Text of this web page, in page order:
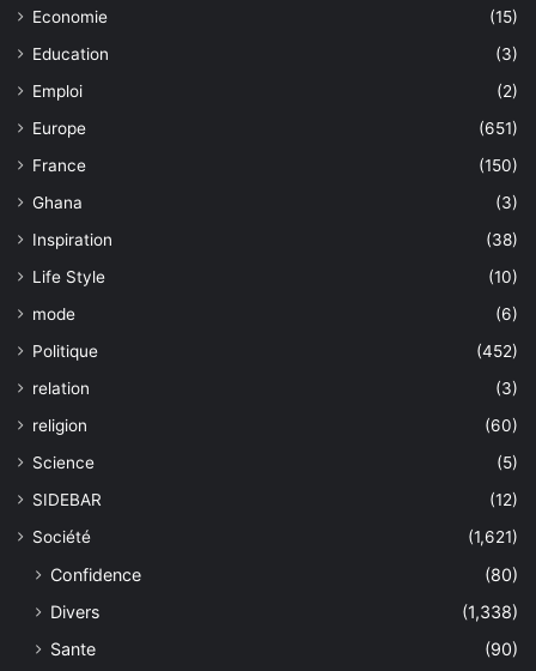
Economie
(15)
Education
(3)
Emploi
(2)
Europe
(651)
France
(150)
Ghana
(3)
Inspiration
(38)
Life Style
(10)
mode
(6)
Politique
(452)
relation
(3)
religion
(60)
Science
(5)
SIDEBAR
(12)
Société
(1,621)
Confidence
(80)
Divers
(1,338)
Sante
(90)